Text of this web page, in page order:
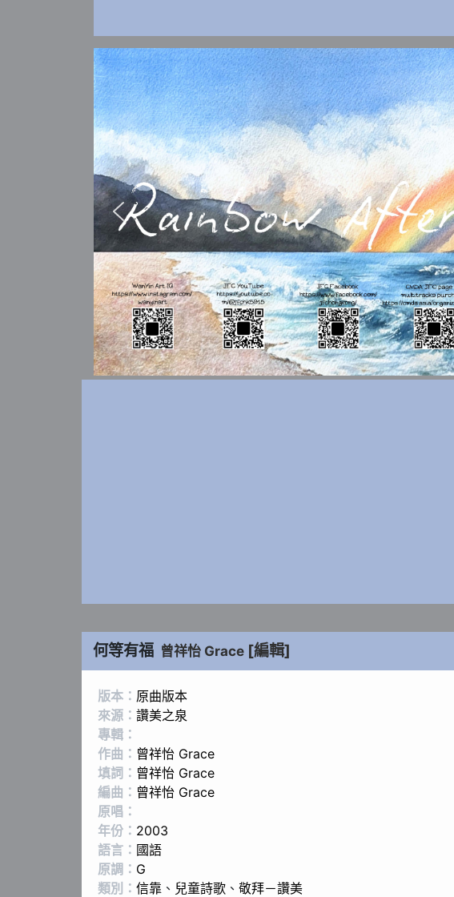
何等有福 曾祥怡 Grace [編輯]
版本： 原曲版本
來源： 讚美之泉
專輯：
作曲： 曾祥怡 Grace
填詞： 曾祥怡 Grace
編曲： 曾祥怡 Grace
原唱：
年份： 2003
語言： 國語
原調： G
類別： 信靠 、 兒童詩歌 、 敬拜－讚美